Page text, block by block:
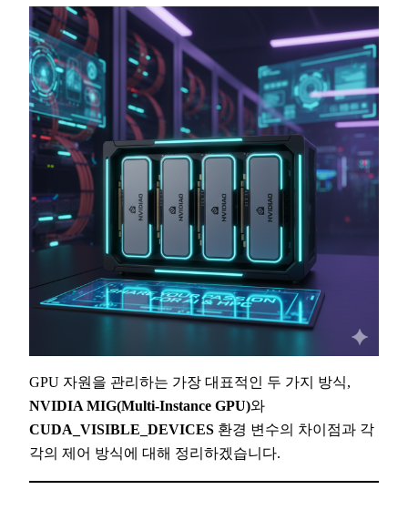
GPU 자원을 관리하는 가장 대표적인 두 가지 방식,
NVIDIA MIG(Multi-Instance GPU)와
CUDA_VISIBLE_DEVICES 환경 변수의 차이점과 각
각의 제어 방식에 대해 정리하겠습니다.